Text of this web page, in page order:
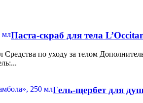
Паста-скраб для тела
Средства по уходу за телом
Гель-щербет для